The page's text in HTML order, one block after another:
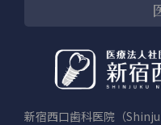
新宿西口歯科医院（